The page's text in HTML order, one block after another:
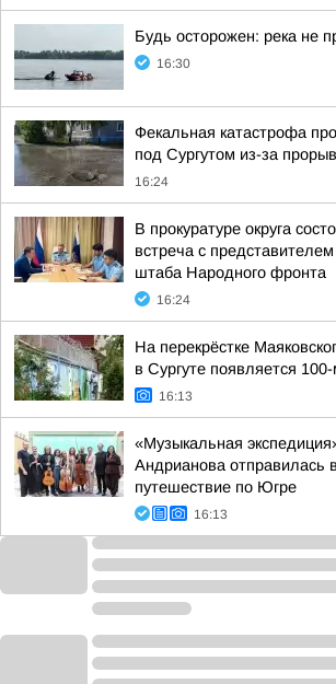
Будь осторожен: река не
16:30
Фекальная катастрофа
под Сургутом из-за
16:24
В прокуратуре округа
встреча с
штаба Народного фронта
16:24
На перекрёстке
в Сургуте появляется
16:13
«Музыкальная
Андрианова отправилась
путешествие по Югре
16:13